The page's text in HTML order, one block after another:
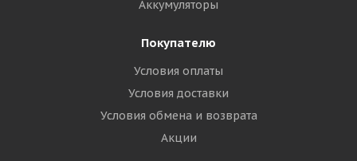
Аккумуляторы
Покупателю
Условия оплаты
Условия доставки
Условия обмена и возврата
Акции